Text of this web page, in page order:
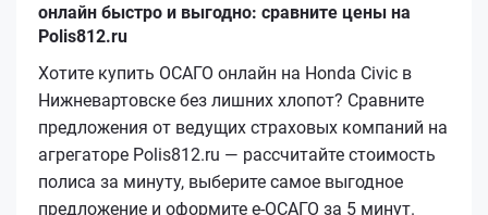
онлайн быстро и выгодно: сравните цены на
Polis812.ru
Хотите купить ОСАГО онлайн на Honda Civic в
Нижневартовске без лишних хлопот? Сравните
предложения от ведущих страховых компаний на
агрегаторе Polis812.ru — рассчитайте стоимость
полиса за минуту, выберите самое выгодное
предложение и оформите е‑ОСАГО за 5 минут.